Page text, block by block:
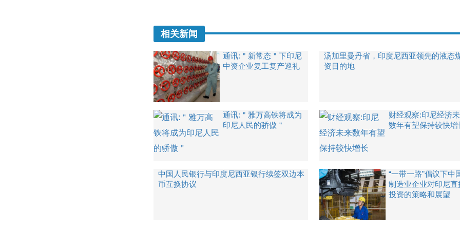
相关新闻
通讯:＂新常态＂下印尼
中资企业复工复产巡礼
汤加里曼丹省，印度尼西亚领先的液态
资目的地
通讯:＂雅万高铁将成为
印尼人民的骄傲＂
财经观察:印尼经济
数年有望保持较快增
中国人民银行与印度尼西亚银行续签双边本
币互换协议
“一带一路”倡议下中
制造业企业对印尼直
投资的策略和展望